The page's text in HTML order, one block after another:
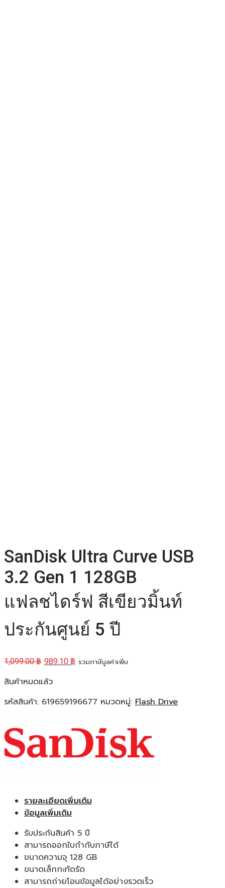
SanDisk Ultra Curve USB
3.2 Gen 1 128GB
แฟลชไดร์ฟ สีเขียวมิ้นท์
ประกันศูนย์ 5 ปี
1,099.00฿ 989.10 ฿ รวมภาษีมูลค่าเพิ่ม
สินค้าหมดแล้ว
รหัสสินค้า: 619659196677 หมวดหมู่: Flash Drive
รายละเอียดเพิ่มเติม
ข้อมูลเพิ่มเติม
รับประกันสินค้า 5 ปี
สามารถออกใบกำกับภาษีได้
ขนาดความจุ 128 GB
ขนาดเล็กกะทัดรัด
สามารถถ่ายโอนข้อมูลได้อย่างรวดเร็ว